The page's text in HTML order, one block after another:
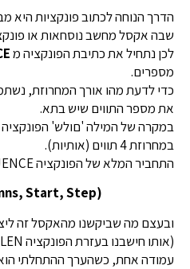
הדרך הנוחה לכתוב פונקציות היא
שבה אקסל מחשב נוסחאות או
לכן נתחיל את כתיבת הפונקציה מ
מספרים.
כדי לדעת מהו אורך המחרוזת,
את מספר התווים שיש בתא.
במחרוזת 4 תווים (אותיות).
התחביר המלא של הפונקציה SEQUENCE הוא:
Start, Step)
(אותו חישבנו בעזרת הפונקציה LEN),